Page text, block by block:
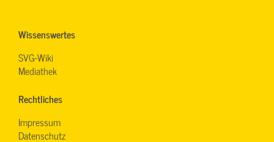
Wissenswertes
SVG-Wiki
Mediathek
Rechtliches
Impressum
Datenschutz